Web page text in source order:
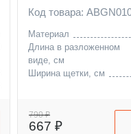
Код товара:
Материал
Длина в разложенном
виде, см
Ширина щетки, см
790 ₽
667 ₽